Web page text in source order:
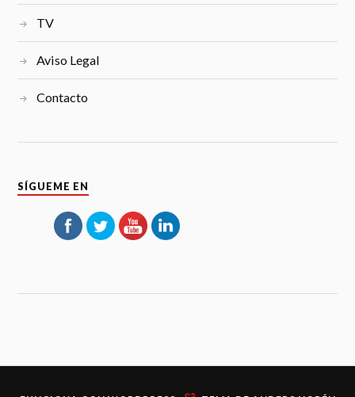
TV
Aviso Legal
Contacto
SÍGUEME EN